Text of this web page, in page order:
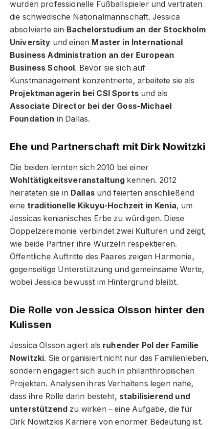
wurden professionelle Fußballspieler und vertraten
die schwedische Nationalmannschaft. Jessica
absolvierte ein Bachelorstudium an der Stockholm
University und einen Master in International
Business Administration an der European
Business School . Bevor sie sich auf
Kunstmanagement konzentrierte, arbeitete sie als
Projektmanagerin bei CSI Sportsund als
Associate Director bei der Goss-Michael
Foundation in Dallas.
Ehe und Partnerschaft mit Dirk Nowitzki
Die beiden lernten sich 2010 bei einer
Wohltätigkeitsveranstaltung kennen. 2012
heirateten sie in Dallasund feierten anschließend
eine traditionelle Kikuyu-Hochzeit in Kenia, um
Jessicas kenianisches Erbe zu würdigen. Diese
Doppelzeremonie verbindet zwei Kulturen und zeigt,
wie beide Partner ihre Wurzeln respektieren.
Öffentliche Auftritte des Paares zeigen Harmonie,
gegenseitige Unterstützung und gemeinsame Werte,
wobei Jessica bewusst im Hintergrund bleibt.
Die Rolle von Jessica Olsson hinter den
Kulissen
Jessica Olsson agiert als ruhender Pol der Familie
Nowitzki. Sie organisiert nicht nur das Familienleben,
sondern engagiert sich auch in philanthropischen
Projekten. Analysen ihres Verhaltens legen nahe,
dass ihre Rolle darin besteht, stabilisierend und
unterstützend zu wirken – eine Aufgabe, die für
Dirk Nowitzkis Karriere von enormer Bedeutung ist.